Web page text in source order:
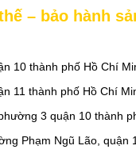
– bảo hành
10 thành phố Hồ Chí
11 thành phố Hồ Chí
3 quận 10 thành
Phạm Ngũ Lão, quận